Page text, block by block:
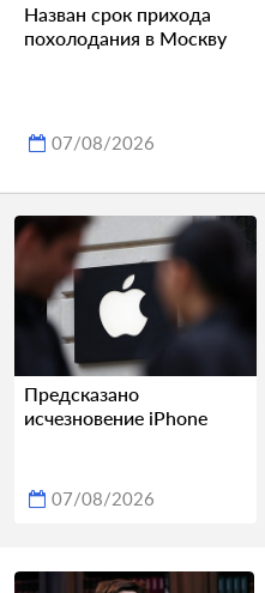
Назван срок прихода
похолодания в Москву
07/08/2026
Предсказано
исчезновение iPhone
07/08/2026